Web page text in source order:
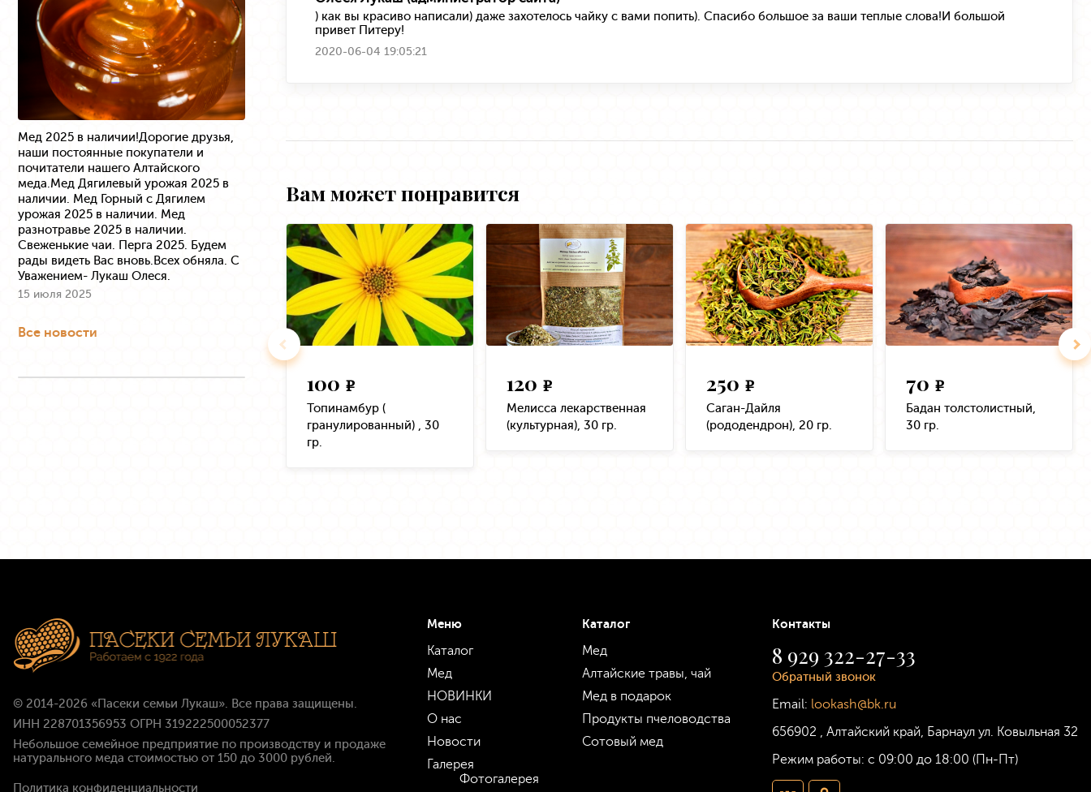
Мед 2025 в наличии!Дорогие друзья,
наши постоянные покупатели и
почитатели нашего Алтайского
меда.Мед Дягилевый урожая 2025 в
наличии. Мед Горный с Дягилем
урожая 2025 в наличии. Мед
разнотравье 2025 в наличии.
Свеженькие чаи. Перга 2025. Будем
рады видеть Вас вновь.Всех обняла. С
Уважением- Лукаш Олеся.
15 июля 2025
Все новости
) как вы красиво написали) даже захотелось чайку с вами попить). Спасибо большое за ваши теплые слова!И большой
привет Питеру!
2020-06-04 19:05:21
Вам может понравится
100 e
Топинамбур (
гранулированный) , 30
гр.
120 e
Мелисса лекарственная
(культурная), 30 гр.
250 e
Саган-Дайля
(рододендрон), 20 гр.
70 e
Бадан толстолистный,
30 гр.
© 2014-2026 «Пасеки семьи Лукаш». Все права защищены.
ИНН 228701356953 ОГРН 319222500052377
Небольшое семейное предприятие по производству и продаже
натурального меда стоимостью от 150 до 3000 рублей.
Политика конфиденциальности
Меню
Каталог
Мед
НОВИНКИ
О нас
Новости
Галерея
Фотогалерея
Каталог
Мед
Алтайские травы, чай
Мед в подарок
Продукты пчеловодства
Сотовый мед
Контакты
8 929 322-27-33
Обратный звонок
Email: lookash@bk.ru
656902
Алтайский край, Барнаул ул. Ковыльная 32
Режим работы: с 09:00 до 18:00 (Пн-Пт)